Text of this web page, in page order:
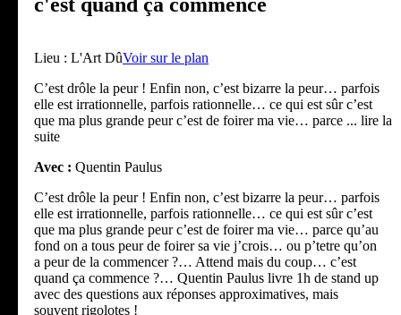
Lieu : L'Art DûVoir sur le plan
C’est drôle la peur ! Enfin non, c’est bizarre la peur… parfois
elle est irrationnelle, parfois rationnelle… ce qui est sûr c’est
que ma plus grande peur c’est de foirer ma vie… parce ... lire la
suite
Avec : Quentin Paulus
C’est drôle la peur ! Enfin non, c’est bizarre la peur… parfois
elle est irrationnelle, parfois rationnelle… ce qui est sûr c’est
que ma plus grande peur c’est de foirer ma vie… parce qu’au
fond on a tous peur de foirer sa vie j’crois… ou p’tetre qu’on
a peur de la commencer ?… Attend mais du coup… c’est
quand ça commence ?… Quentin Paulus livre 1h de stand up
avec des questions aux réponses approximatives, mais
souvent rigolotes !